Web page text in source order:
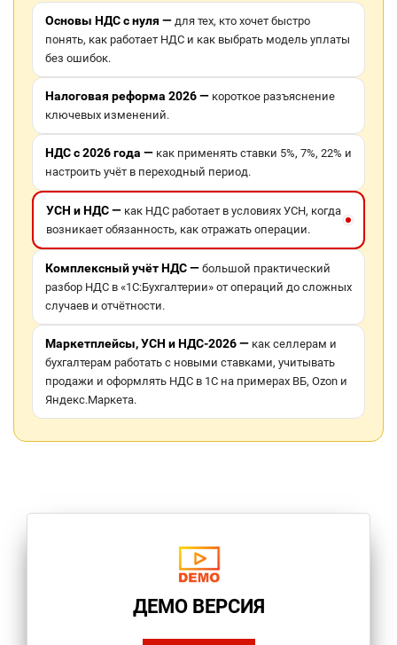
Основы НДС с нуля — для тех, кто хочет быстро
понять, как работает НДС и как выбрать модель уплаты
без ошибок.
Налоговая реформа 2026 — короткое разъяснение
ключевых изменений.
НДС с 2026 года — как применять ставки 5%, 7%, 22% и
настроить учёт в переходный период.
УСН и НДС — как НДС работает в условиях УСН, когда
возникает обязанность, как отражать операции.
Комплексный учёт НДС — большой практический
разбор НДС в «1С:Бухгалтерии» от операций до сложных
случаев и отчётности.
Маркетплейсы, УСН и НДС-2026 — как селлерам и
бухгалтерам работать с новыми ставками, учитывать
продажи и оформлять НДС в 1С на примерах ВБ, Ozon и
Яндекс.Маркета.
ДЕМО ВЕРСИЯ